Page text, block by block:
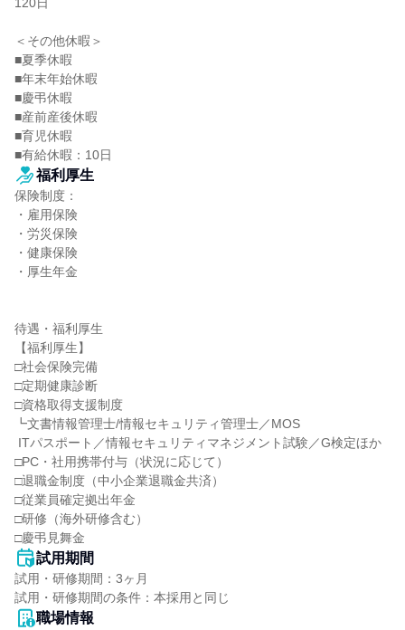
＜その他休暇＞
■夏季休暇
■年末年始休暇
■慶弔休暇
■産前産後休暇
■育児休暇
■有給休暇：10日
福利厚生
保険制度：
・雇用保険
・労災保険
・健康保険
・厚生年金
待遇・福利厚生
【福利厚生】
□社会保険完備
□定期健康診断
□資格取得支援制度
┗文書情報管理士/情報セキュリティ管理士／MOS
□PC・社用携帯付与（状況に応じて）
□退職金制度（中小企業退職金共済）
□従業員確定拠出年金
□研修（海外研修含む）
□慶弔見舞金
試用期間
試用・研修期間：3ヶ月
職場情報